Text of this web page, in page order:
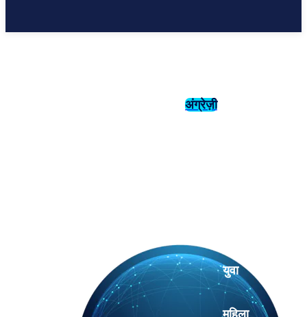
अंग्रेज़ी
युवा
महिला